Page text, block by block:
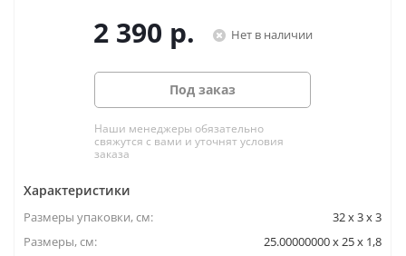
2 390 р. Нет в наличии
Под заказ
Наши менеджеры обязательно
свяжутся с вами и уточнят условия
заказа
Характеристики
Размеры упаковки, cм:
32 х 3 х 3
Размеры, см:
25.00000000 x 25 x 1,8